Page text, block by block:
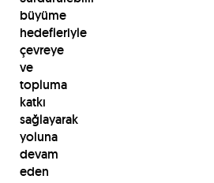
büyüme
hedefleriyle
çevreye
ve
topluma
katkı
sağlayarak
yoluna
devam
eden